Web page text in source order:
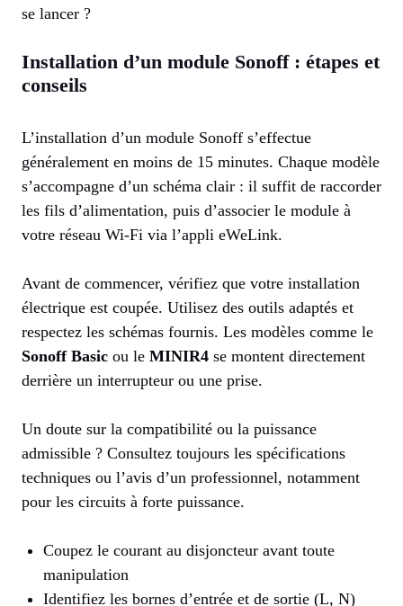
se lancer ?
Installation d’un module Sonoff : étapes et
conseils
L’installation d’un module Sonoff s’effectue
généralement en moins de 15 minutes. Chaque modèle
s’accompagne d’un schéma clair : il suffit de raccorder
les fils d’alimentation, puis d’associer le module à
votre réseau Wi-Fi via l’appli eWeLink.
Avant de commencer, vérifiez que votre installation
électrique est coupée. Utilisez des outils adaptés et
respectez les schémas fournis. Les modèles comme le
Sonoff Basic ou le MINIR4 se montent directement
derrière un interrupteur ou une prise.
Un doute sur la compatibilité ou la puissance
admissible ? Consultez toujours les spécifications
techniques ou l’avis d’un professionnel, notamment
pour les circuits à forte puissance.
Coupez le courant au disjoncteur avant toute
manipulation
Identifiez les bornes d’entrée et de sortie (L, N)